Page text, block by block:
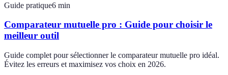
Guide pratique6 min
Comparateur mutuelle pro : Guide pour choisir le
meilleur outil
Guide complet pour sélectionner le comparateur mutuelle pro idéal.
Évitez les erreurs et maximisez vos choix en 2026.